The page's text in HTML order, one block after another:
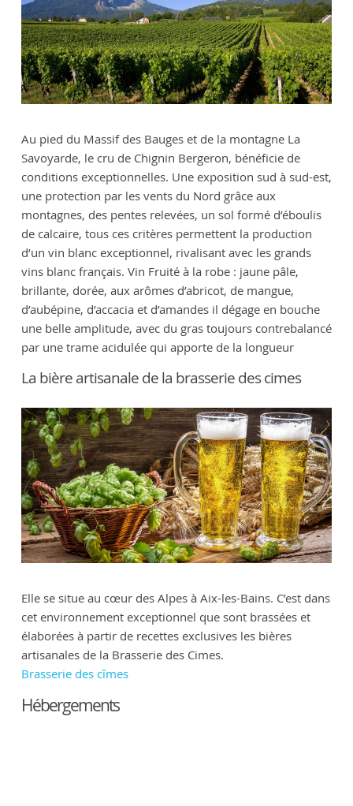
Au pied du Massif des Bauges et de la montagne La
Savoyarde, le cru de Chignin Bergeron, bénéficie de
conditions exceptionnelles. Une exposition sud à sud-est,
une protection par les vents du Nord grâce aux
montagnes, des pentes relevées, un sol formé d’éboulis
de calcaire, tous ces critères permettent la production
d’un vin blanc exceptionnel, rivalisant avec les grands
vins blanc français. Vin Fruité à la robe : jaune pâle,
brillante, dorée, aux arômes d’abricot, de mangue,
d’aubépine, d’accacia et d’amandes il dégage en bouche
une belle amplitude, avec du gras toujours contrebalancé
par une trame acidulée qui apporte de la longueur
La bière artisanale de la brasserie des cimes
Elle se situe au cœur des Alpes à Aix-les-Bains. C’est dans
cet environnement exceptionnel que sont brassées et
élaborées à partir de recettes exclusives les bières
artisanales de la Brasserie des Cimes.
Brasserie des cîmes
Hébergements